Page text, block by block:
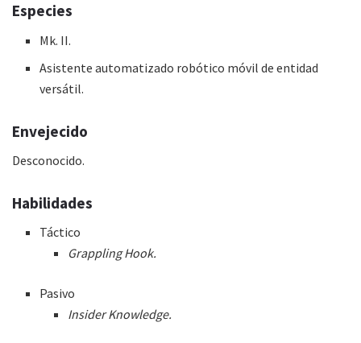
Especies
Mk. II.
Asistente automatizado robótico móvil de entidad
versátil.
Envejecido
Desconocido.
Habilidades
Táctico
Grappling Hook.
Pasivo
Insider Knowledge.